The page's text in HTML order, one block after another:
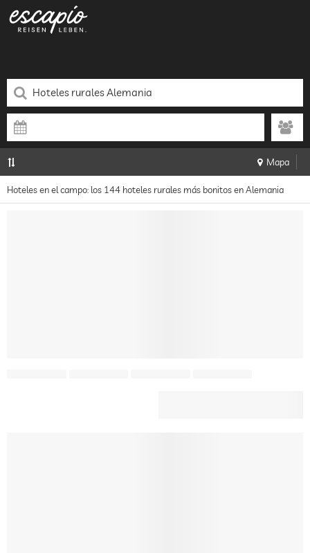
Mapa
Hoteles en el campo: los 144 hoteles rurales más bonitos en Alemania